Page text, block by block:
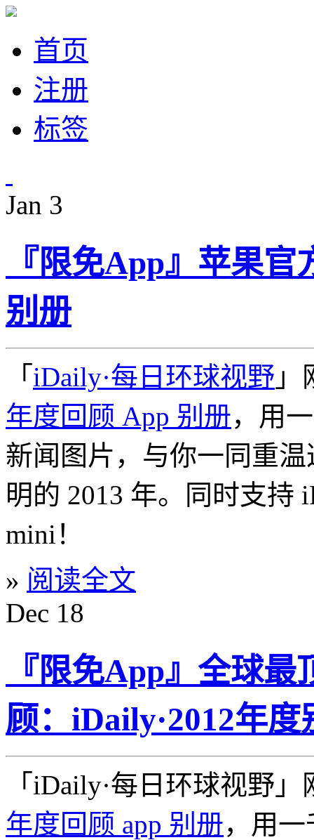
首页
注册
标签
Jan 3
『限免App』苹果
别册
「 iDaily·每日环球视野 」
年度回顾 App 别册，用
新闻图片，与你一同重
明的 2013 年。同时支持
mini！
» 阅读全文
Dec 18
『限免App』全球
顾：iDaily·2012年度
「iDaily·每日环球视野
年度回顾 app 别册，用